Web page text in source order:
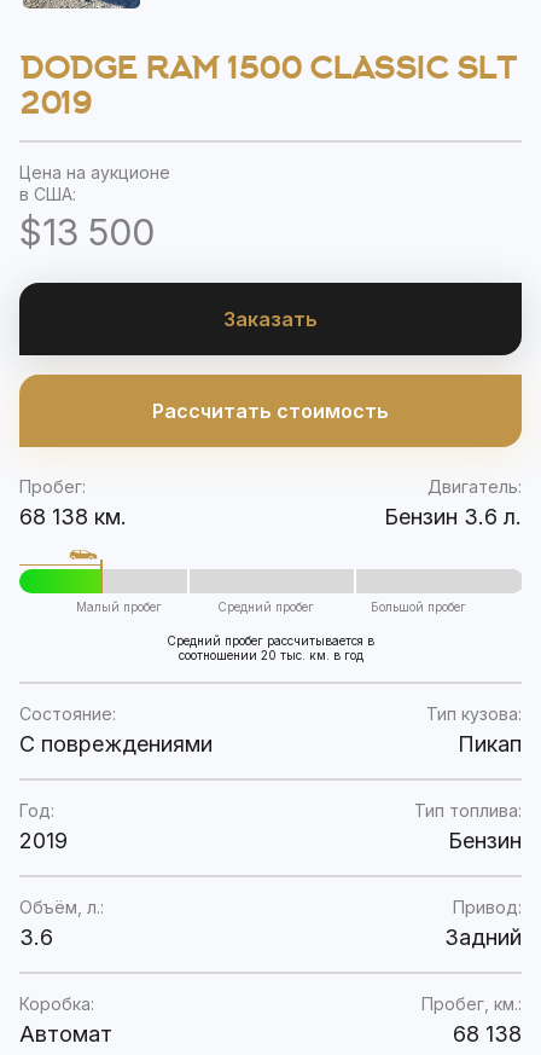
DODGE RAM 1500 CLASSIC SLT
2019
Цена на аукционе
в США:
$13 500
Заказать
Рассчитать стоимость
Пробег:
68 138 км.
Двигатель:
Бензин 3.6 л.
Малый пробег Средний пробег Большой пробег
Средний пробег рассчитывается в
соотношении 20 тыс. км. в год
Состояние:
C повреждениями
Тип кузова:
Пикап
Год:
2019
Тип топлива:
Бензин
Объём, л.:
3.6
Привод:
Задний
Коробка:
Автомат
Пробег, км.:
68 138